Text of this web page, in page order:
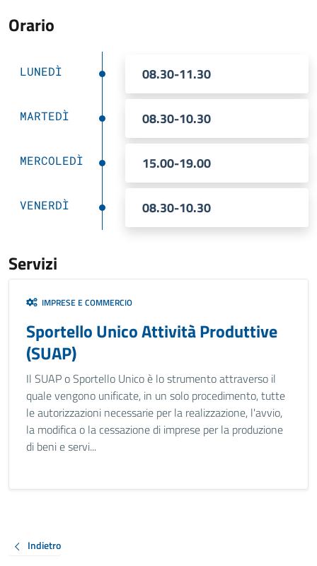
Orario
LUNEDÌ 08.30-11.30
MARTEDÌ 08.30-10.30
MERCOLEDÌ 15.00-19.00
VENERDÌ 08.30-10.30
Servizi
IMPRESE E COMMERCIO
Sportello Unico Attività Produttive
(SUAP)
Il SUAP o Sportello Unico è lo strumento attraverso il
quale vengono unificate, in un solo procedimento, tutte
le autorizzazioni necessarie per la realizzazione, l'avvio,
la modifica o la cessazione di imprese per la produzione
di beni e servi...
Indietro